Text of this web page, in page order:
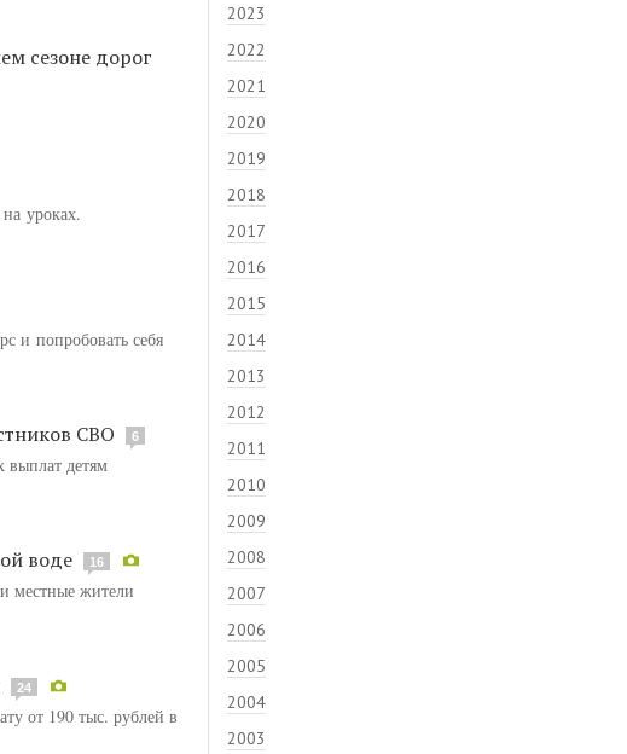
сезоне дорог
уроках.
и попробовать себя
СВО 6
выплат детям
воде 16
местные жители
24
от 190 тыс. рублей в
2023
2022
2021
2020
2019
2018
2017
2016
2015
2014
2013
2012
2011
2010
2009
2008
2007
2006
2005
2004
2003